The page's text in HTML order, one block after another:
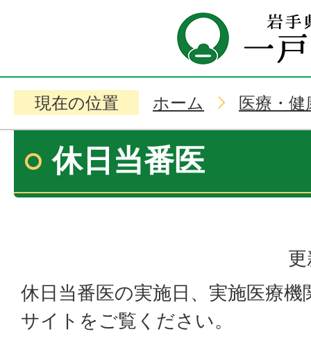
現在の位置 ホーム 医療・健
休日当番医
休日当番医の実施日、実施医療
サイトをご覧ください。